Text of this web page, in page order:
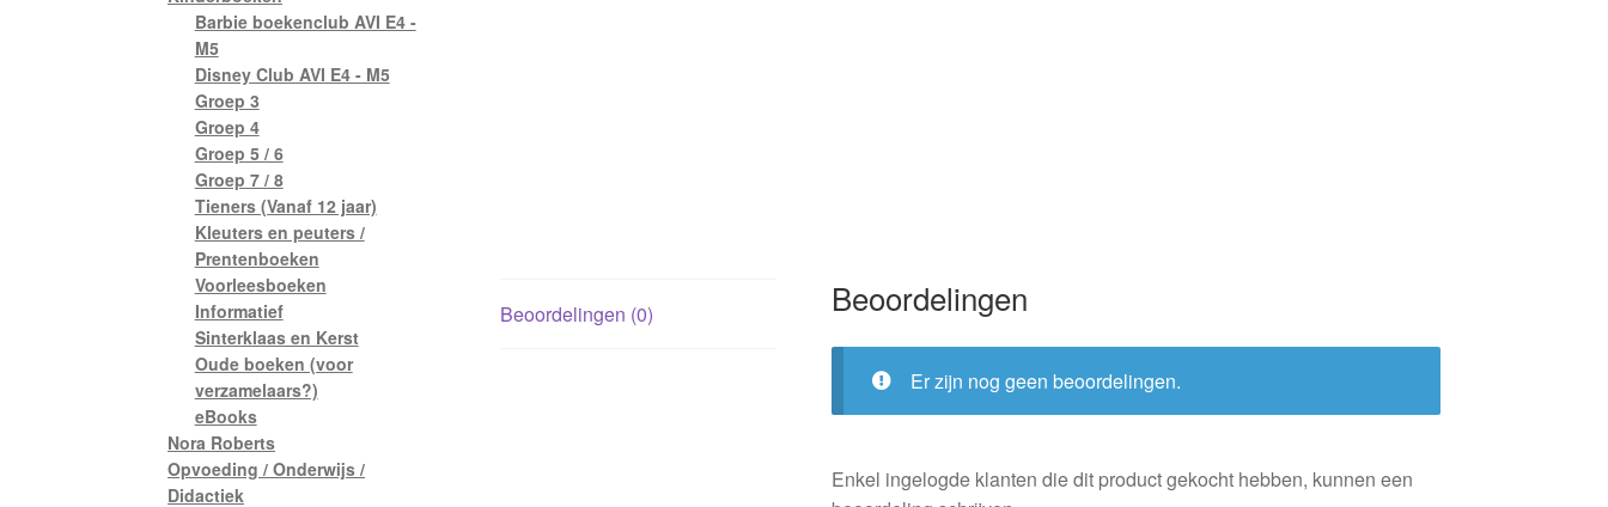
Beoordelingen (0) Beoordelingen
Er zijn nog geen beoordelingen.
Enkel ingelogde klanten die dit product gekocht hebben, kunnen een
Barbie boekenclub AVI E4 -
M5
Disney Club AVI E4 - M5
Groep 3
Groep 4
Groep 5 / 6
Groep 7 / 8
Tieners (Vanaf 12 jaar)
Kleuters en peuters /
Prentenboeken
Voorleesboeken
Informatief
Sinterklaas en Kerst
Oude boeken (voor
verzamelaars?)
eBooks
Nora Roberts
Opvoeding / Onderwijs /
Didactiek